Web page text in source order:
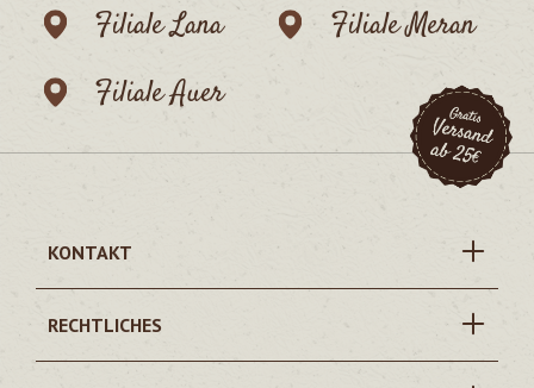
Filiale Lana
Filiale Meran
Filiale Auer
KONTAKT
RECHTLICHES